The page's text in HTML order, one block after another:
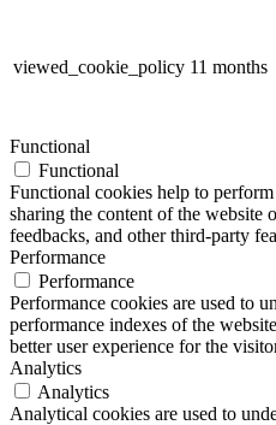
viewed_cookie_policy 11 months
Functional
Functional
Functional cookies help to
sharing the content of the website
feedbacks, and other third-party
Performance
Performance
Performance cookies are used to
performance indexes of the
better user experience for the
Analytics
Analytics
Analytical cookies are used to